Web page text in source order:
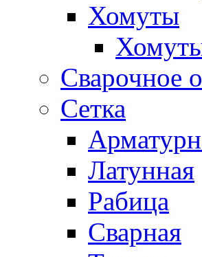
Хомуты
Сварочное
Сетка
Латунная
Рабица
Сварная